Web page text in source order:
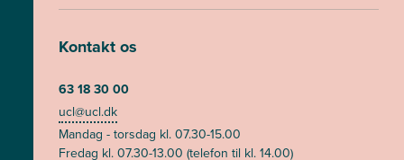
Kontakt os
63 18 30 00
ucl@ucl.dk
Mandag - torsdag kl. 07.30-15.00
Fredag kl. 07.30-13.00 (telefon til kl. 14.00)